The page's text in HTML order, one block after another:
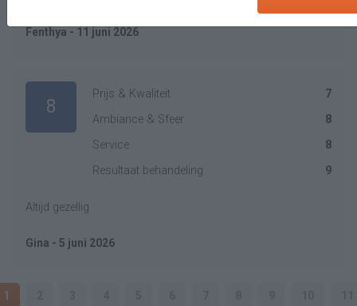
Fenthya - 11 juni 2026
8
Prijs & Kwaliteit
7
Ambiance & Sfeer
8
Service
8
Resultaat behandeling
9
Altijd gezellig
Gina - 5 juni 2026
1